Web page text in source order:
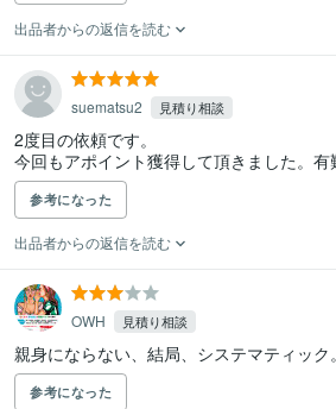
出品者からの返信を読む
suematsu2 見積り相談
2度目の依頼です。
今回もアポイント獲得して頂きました。有
参考になった
出品者からの返信を読む
OWH 見積り相談
親身にならない、結局、システマティック。
参考になった